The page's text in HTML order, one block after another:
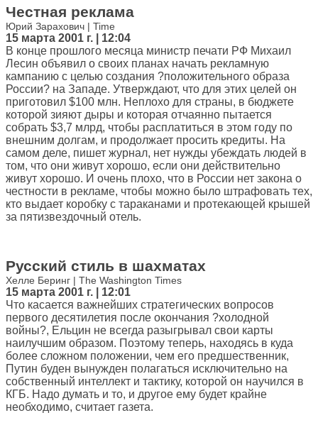
Честная реклама
Юрий Зарахович | Time
15 марта 2001 г. | 12:04
В конце прошлого месяца министр печати РФ Михаил
Лесин объявил о своих планах начать рекламную
кампанию с целью создания ?положительного образа
России? на Западе. Утверждают, что для этих целей он
приготовил $100 млн. Неплохо для страны, в бюджете
которой зияют дыры и которая отчаянно пытается
собрать $3,7 млрд, чтобы расплатиться в этом году по
внешним долгам, и продолжает просить кредиты. На
самом деле, пишет журнал, нет нужды убеждать людей в
том, что они живут хорошо, если они действительно
живут хорошо. И очень плохо, что в России нет закона о
честности в рекламе, чтобы можно было штрафовать тех,
кто выдает коробку с тараканами и протекающей крышей
за пятизвездочный отель.
Русский стиль в шахматах
Хелле Беринг | The Washington Times
15 марта 2001 г. | 12:01
Что касается важнейших стратегических вопросов
первого десятилетия после окончания ?холодной
войны?, Ельцин не всегда разыгрывал свои карты
наилучшим образом. Поэтому теперь, находясь в куда
более сложном положении, чем его предшественник,
Путин буден вынужден полагаться исключительно на
собственный интеллект и тактику, которой он научился в
КГБ. Надо думать и то, и другое ему будет крайне
необходимо, считает газета.